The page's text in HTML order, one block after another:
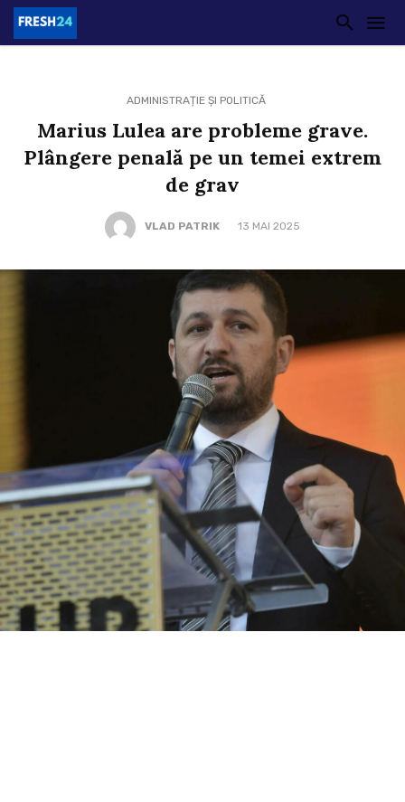
ADMINISTRAȚIE ȘI POLITICĂ
Marius Lulea are probleme grave.
Plângere penală pe un temei extrem
de grav
VLAD PATRIK 13 MAI 2025